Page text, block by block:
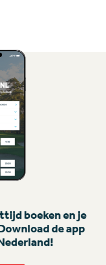
boeken en je
de app